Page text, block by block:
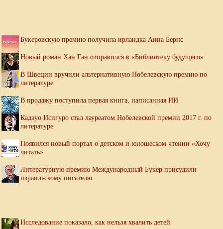
Букеровскую премию получила ирландка Анна Бернс
Новый роман Хан Ган отправился в «Библиотеку будущего»
В Швеции вручили альтернативную Нобелевскую премию по
литературе
В продажу поступила первая книга, написанная ИИ
Кадзуо Исигуро стал лауреатом Нобелевской премии 2017 г. по
литературе
Появился новый портал о детском и юношеском чтении «Хочу
читать»
Литературную премию Международный Букер присудили
израильскому писателю
Исследование показало, как нельзя хвалить детей